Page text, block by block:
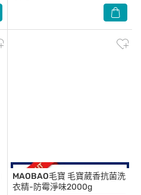
MAOBAO毛寶 毛寶葳香抗菌洗
衣精-防霉淨味2000g